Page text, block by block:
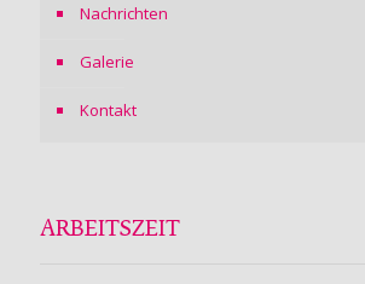
Nachrichten
Galerie
Kontakt
ARBEITSZEIT